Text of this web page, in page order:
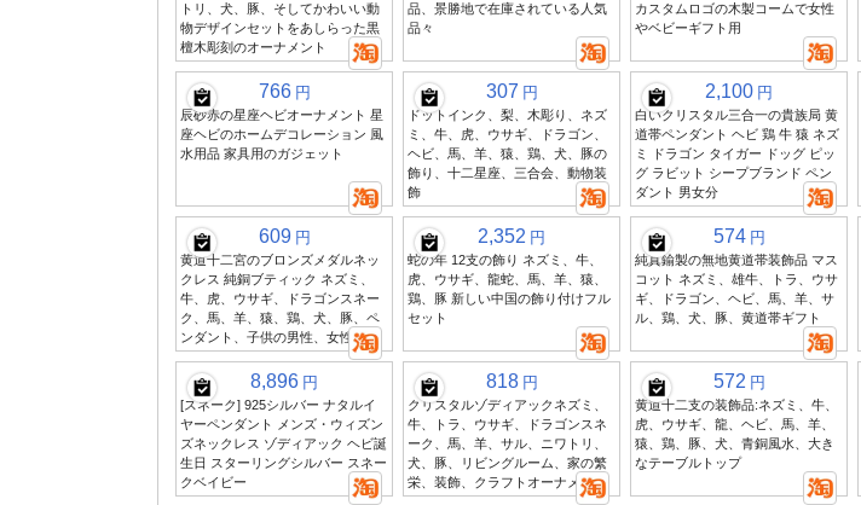
トリ、犬、豚、そしてかわいい動
物デザインセットをあしらった黒
檀木彫刻のオーナメント
品、景勝地で在庫されている人気
品々
カスタムロゴの木製コームで女性
やベビーギフト用
766 円
辰砂赤の星座ヘビオーナメント 星
座ヘビのホームデコレーション 風
水用品 家具用のガジェット
307 円
ドットインク、梨、木彫り、ネズ
ミ、牛、虎、ウサギ、ドラゴン、
ヘビ、馬、羊、猿、鶏、犬、豚の
飾り、十二星座、三合会、動物装
飾
2,100 円
白いクリスタル三合一の貴族局 黄
道帯ペンダント ヘビ 鶏 牛 猿 ネズ
ミ ドラゴン タイガー ドッグ ピッ
グ ラビット シープブランド ペン
ダント 男女分
609 円
黄道十二宮のブロンズメダルネッ
クレス 純銅ブティック ネズミ、
牛、虎、ウサギ、ドラゴンスネー
ク、馬、羊、猿、鶏、犬、豚、ペ
ンダント、子供の男性、女性
2,352 円
蛇の年 12支の飾り ネズミ、牛、
虎、ウサギ、龍蛇、馬、羊、猿、
鶏、豚 新しい中国の飾り付けフル
セット
574 円
純真鍮製の無地黄道帯装飾品 マス
コット ネズミ、雄牛、トラ、ウサ
ギ、ドラゴン、ヘビ、馬、羊、サ
ル、鶏、犬、豚、黄道帯ギフト
8,896 円
[スネーク] 925シルバー ナタルイ
ヤーペンダント メンズ・ウィズン
ズネックレス ゾディアック ヘビ誕
生日 スターリングシルバー スネー
クベイビー
818 円
クリスタルゾディアックネズミ、
牛、トラ、ウサギ、ドラゴンスネ
ーク、馬、羊、サル、ニワトリ、
犬、豚、リビングルーム、家の繁
栄、装飾、クラフトオーナメント
572 円
黄道十二支の装飾品:ネズミ、牛、
虎、ウサギ、龍、ヘビ、馬、羊、
猿、鶏、豚、犬、青銅風水、大き
なテーブルトップ